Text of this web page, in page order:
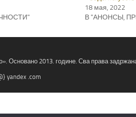
18 мая, 2022
В "АНОНСЫ,
Основано 2013. године. Сва права
yandex .com